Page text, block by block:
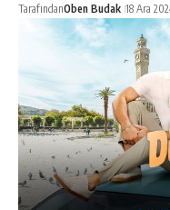
TarafındanOben Budak 18 Ara